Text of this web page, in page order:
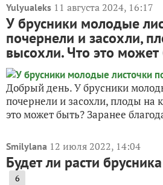
Yulyualeks 11 августа 2024, 16:17
У брусники молодые
почернели и засохли,
высохли. Что это может
Добрый день. У брусники
почернели и засохли, плоды на
это может быть? Заранее
Smilylana 12 июля 2022, 14:04
Будет ли расти
6